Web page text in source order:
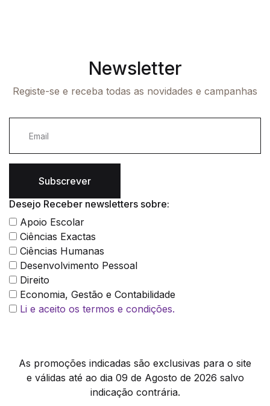
Newsletter
Registe-se e receba todas as novidades e campanhas
Subscrever
Desejo Receber newsletters sobre:
Apoio Escolar
Ciências Exactas
Ciências Humanas
Desenvolvimento Pessoal
Direito
Economia, Gestão e Contabilidade
Li e aceito os termos e condições.
As promoções indicadas são exclusivas para o site
e válidas até ao dia 09 de Agosto de 2026 salvo
indicação contrária.